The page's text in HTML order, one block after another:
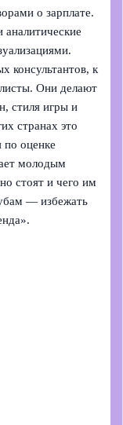
о зарплате.
консультантов, к
Они делают
стиля игры и
странах это
по оценке
молодым
стоят и чего им
— избежать